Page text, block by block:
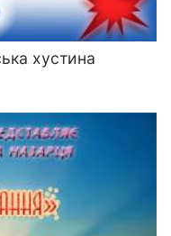
хустина